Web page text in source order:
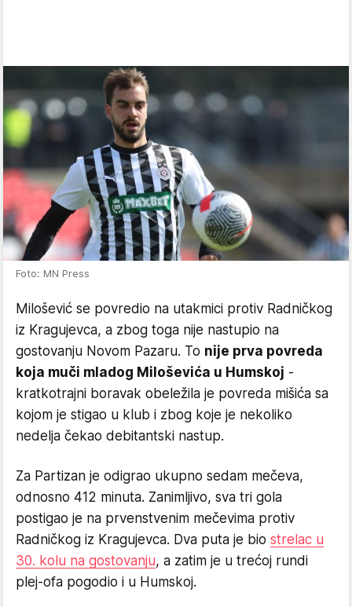
Foto: MN Press
Milošević se povredio na utakmici protiv Radničkog
iz Kragujevca, a zbog toga nije nastupio na
gostovanju Novom Pazaru. To nije prva povreda
koja muči mladog Miloševića u Humskoj -
kratkotrajni boravak obeležila je povreda mišića sa
kojom je stigao u klub i zbog koje je nekoliko
nedelja čekao debitantski nastup.
Za Partizan je odigrao ukupno sedam mečeva,
odnosno 412 minuta. Zanimljivo, sva tri gola
postigao je na prvenstvenim mečevima protiv
Radničkog iz Kragujevca. Dva puta je bio strelac u
30. kolu na gostovanju, a zatim je u trećoj rundi
plej-ofa pogodio i u Humskoj.